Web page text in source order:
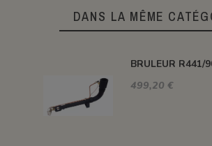
DANS LA MÊME
499,20 €